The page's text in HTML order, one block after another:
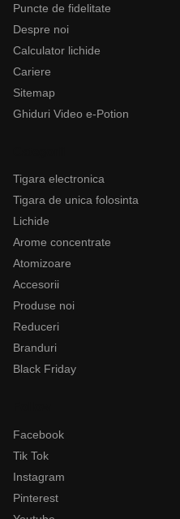
Puncte de fidelitate
Despre noi
Calculator lichide
Cariere
Sitemap
Ghiduri Video e-Potion
Tigara electronica
Tigara de unica folosinta
Lichide
Arome concentrate
Atomizoare
Accesorii
Produse noi
Reduceri
Branduri
Black Friday
Facebook
Tik Tok
Instagram
Pinterest